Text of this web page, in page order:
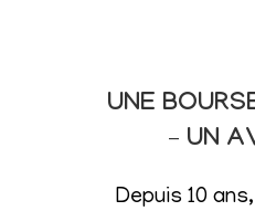
UNE
– UN
Depuis 10